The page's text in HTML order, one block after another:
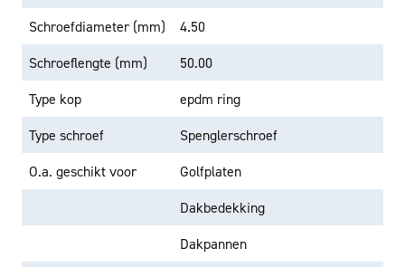
Schroefdiameter (mm)
4.50
Schroeflengte (mm)
50.00
Type kop
epdm ring
Type schroef
Spenglerschroef
O.a. geschikt voor
Golfplaten
Dakbedekking
Dakpannen